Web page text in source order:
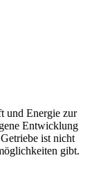
und Energie zur
Entwicklung
ist nicht
gibt.